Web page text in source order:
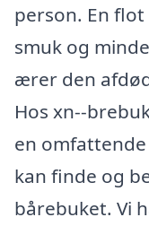
person. En
smuk og
ærer den
Hos xn--
en
kan finde og
bårebuket. Vi